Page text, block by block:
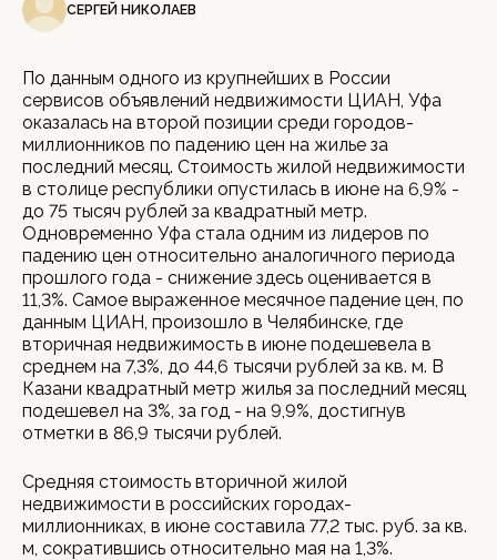
СЕРГЕЙ НИКОЛАЕВ
По данным одного из крупнейших в России
сервисов объявлений недвижимости ЦИАН, Уфа
оказалась на второй позиции среди городов-
миллионников по падению цен на жилье за
последний месяц. Стоимость жилой недвижимости
в столице республики опустилась в июне на 6,9% -
до 75 тысяч рублей за квадратный метр.
Одновременно Уфа стала одним из лидеров по
падению цен относительно аналогичного периода
прошлого года - снижение здесь оценивается в
11,3%. Самое выраженное месячное падение цен, по
данным ЦИАН, произошло в Челябинске, где
вторичная недвижимость в июне подешевела в
среднем на 7,3%, до 44,6 тысячи рублей за кв. м. В
Казани квадратный метр жилья за последний месяц
подешевел на 3%, за год - на 9,9%, достигнув
отметки в 86,9 тысячи рублей.
Средняя стоимость вторичной жилой
недвижимости в российских городах-
миллионниках, в июне составила 77,2 тыс. руб. за кв.
м, сократившись относительно мая на 1,3%.